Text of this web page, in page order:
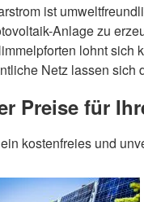
ist
Anlage zu
lohnt sich
Netz lassen sich
Preise für
kostenfreies und